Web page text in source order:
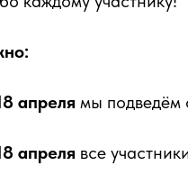
апреля мы подведём
апреля все